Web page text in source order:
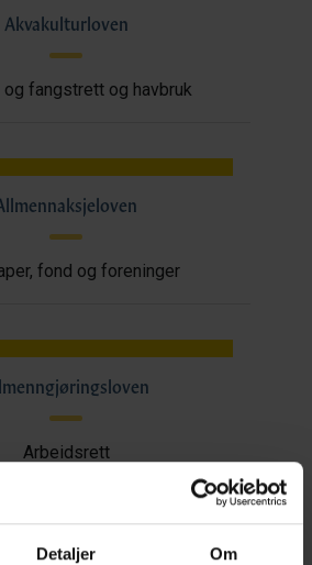
Detaljer Om
Akvakulturloven
fangstrett og havbruk
fond og foreninger
Arbeidsrett